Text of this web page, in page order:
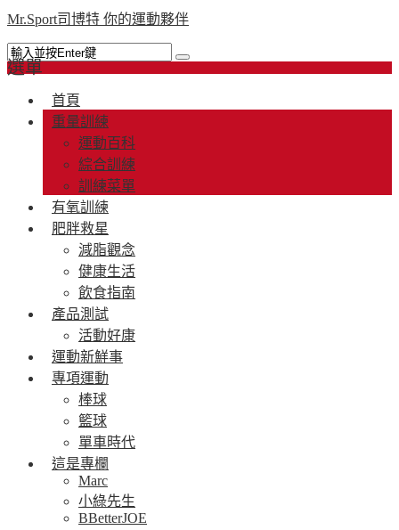
Mr.Sport司博特 你的運動夥伴
選單
首頁
重量訓練
運動百科
綜合訓練
訓練菜單
有氧訓練
肥胖救星
減脂觀念
健康生活
飲食指南
產品測試
活動好康
運動新鮮事
專項運動
棒球
籃球
單車時代
這是專欄
Marc
小綠先生
BBetterJOE